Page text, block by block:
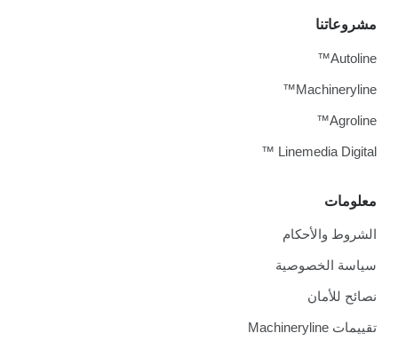
معلومات
الشروط والأحكام
سياسة الخصوصية
نصائح للأمان
تقييمات Machineryline
مشروعاتنا
Autoline™
Machineryline™
Agroline™
Linemedia Digital ™